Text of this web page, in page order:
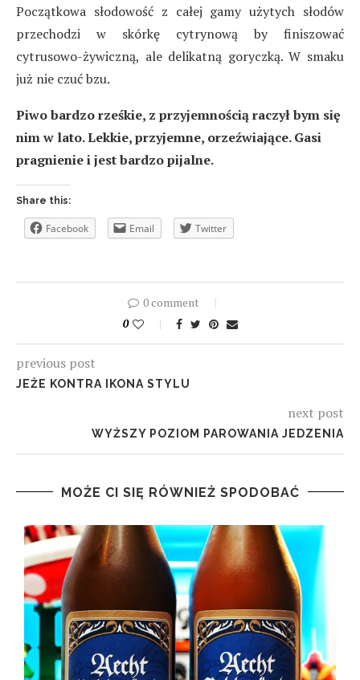
Początkowa słodowość z całej gamy użytych słodów
przechodzi w skórkę cytrynową by finiszować
cytrusowo-żywiczną, ale delikatną goryczką. W smaku
już nie czuć bzu.
Piwo bardzo rześkie, z przyjemnością raczył bym się
nim w lato. Lekkie, przyjemne, orzeźwiające. Gasi
pragnienie i jest bardzo pijalne.
Share this:
Facebook Email Twitter
0 comment
0
previous post
JEŻE KONTRA IKONA STYLU
next post
WYŻSZY POZIOM PAROWANIA JEDZENIA
MOŻE CI SIĘ RÓWNIEŻ SPODOBAĆ